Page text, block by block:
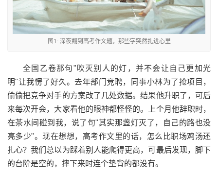
图1: 深夜翻到高考作文题，那些字突然扎进心里
全国乙卷那句"吹灭别人的灯，并不会让自己更加光
明"让我愣了好久。去年部门竞聘，同事小林为了抢项目，
偷偷把竞争对手的方案改了几处数据。结果他升职了，可后
来每次开会，大家看他的眼神都怪怪的。上个月他辞职时，
在茶水间碰到我，说了句"其实那盏灯灭了，自己的路也没
亮多少"。现在想想，高考作文里的话，怎么比职场鸡汤还
扎心？我们总以为踩着别人能爬得更高，可最后发现，脚下
的台阶是空的，摔下来时连个垫背的都没有。